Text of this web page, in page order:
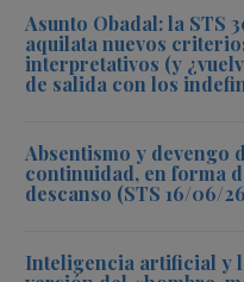
Asunto Obadal: la STS
aquilata nuevos
interpretativos (y
de salida con los
Absentismo y devengo
continuidad, en forma
descanso (STS 16/06/
Inteligencia artificial y